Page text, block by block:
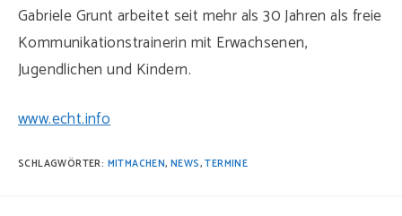
Gabriele Grunt arbeitet seit mehr als 30 Jahren als freie
Kommunikationstrainerin mit Erwachsenen,
Jugendlichen und Kindern.
www.echt.info
SCHLAGWÖRTER: MITMACHEN, NEWS,TERMINE